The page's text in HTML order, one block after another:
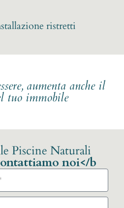
ristretti
aumenta anche il
tuo immobile
Piscine Naturali
noi</b